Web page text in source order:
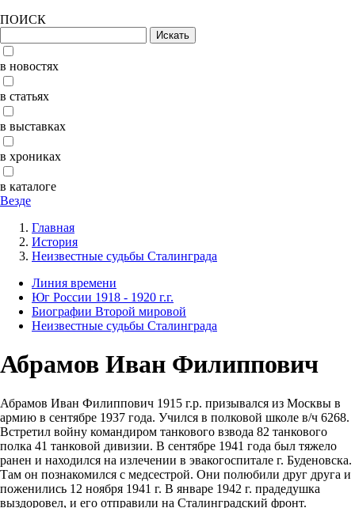
ПОИСК
в новостях
в статьях
в выставках
в хрониках
в каталоге
Везде
Главная
История
Неизвестные судьбы Сталинграда
Линия времени
Юг России 1918 - 1920 г.г.
Биографии Второй мировой
Неизвестные судьбы Сталинграда
Абрамов Иван Филиппович
Абрамов Иван Филиппович­ 1915 г.р. призывался­ из Москвы в
армию в сентябре 1937 года. Учился в полковой школе в/ч 6268.
Встретил войну командиром­ танкового взвода 82 танкового
полка 41 танковой дивизии. В сентябре 1941 года был тяжело
ранен и находился на излечении в эвакогоспитале г. Буденовска.
Там он познакомился с медсестрой. Они полюбили друг друга и
поженились 12 ноября 1941 г. В январе 1942 г. прадедушка
выздоровел, и его отправили на Сталинградский фронт.